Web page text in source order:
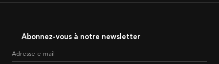
Abonnez-vous à notre newsletter
Adresse e-mail